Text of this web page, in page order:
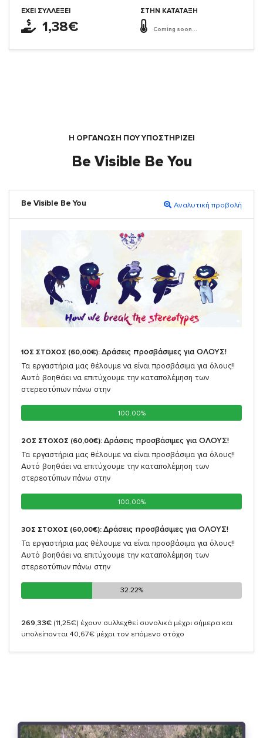
ΈΧΕΙ ΣΥΛΛΈΞΕΙ
1,38€
ΣΤΗΝ ΚΑΤΆΤΑΞΗ
Coming soon...
Η ΟΡΓΆΝΩΣΗ ΠΟΥ ΥΠΟΣΤΗΡΙΖΕΙ
Be Visible Be You
Be Visible Be You Αναλυτική προβολή
1ΟΣ ΣΤΟΧΟΣ (60,00€): Δράσεις προσβάσιμες για ΟΛΟΥΣ!
Τα εργαστήρια μας θέλουμε να είναι προσβάσιμα για όλους!!
Αυτό βοηθάει να επιτύχουμε την καταπολέμηση των
στερεοτύπων πάνω στην
100.00%
100.00%
2ΟΣ ΣΤΟΧΟΣ (60,00€): Δράσεις προσβάσιμες για ΟΛΟΥΣ!
Τα εργαστήρια μας θέλουμε να είναι προσβάσιμα για όλους!!
Αυτό βοηθάει να επιτύχουμε την καταπολέμηση των
στερεοτύπων πάνω στην
100.00%
100.00%
3ΟΣ ΣΤΟΧΟΣ (60,00€): Δράσεις προσβάσιμες για ΟΛΟΥΣ!
Τα εργαστήρια μας θέλουμε να είναι προσβάσιμα για όλους!!
Αυτό βοηθάει να επιτύχουμε την καταπολέμηση των
στερεοτύπων πάνω στην
32.22%
32.22%
269,33€ (11,25€) έχουν συλλεχθεί συνολικά μέχρι σήμερα και
υπολείπονται 40,67€ μέχρι τον επόμενο στόχο